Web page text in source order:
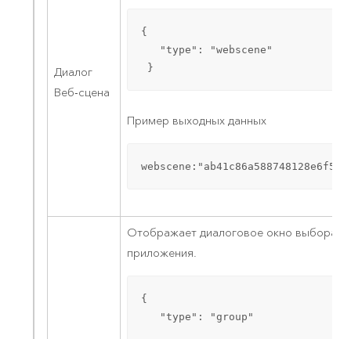
Диалог
Веб-сцена
{
   "type": "webscene"
}
Пример выходных данных
Отображает диалоговое окно выбора
приложения.
{
   "type": "group"